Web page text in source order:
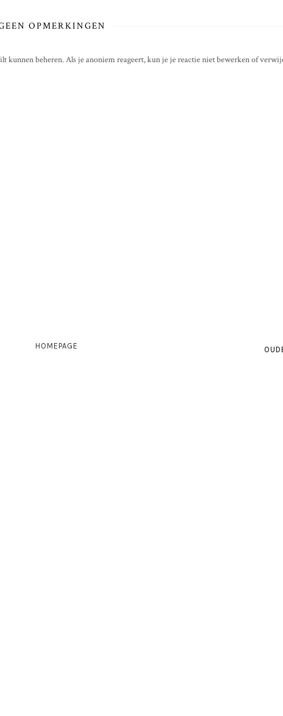
OPMERKINGEN
kunnen beheren. Als je anoniem reageert, kun je je reactie niet bewerken of
HOMEPAGE